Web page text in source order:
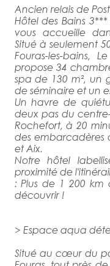
Ancien relais de
Hôtel des Bains
vous accueille
Situé à seulement
Fouras-les-bains,
propose 34
spa de 130 m², un
de séminaire et un
Un havre de
deux pas du
Rochefort, à 20
des embarcadères
et Aix.
Notre hôtel
proximité de
: Plus de 1 200
découvrir !
> Espace aqua
Situé au cœur du